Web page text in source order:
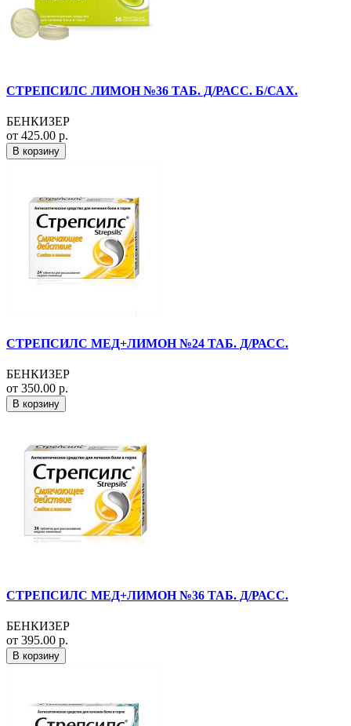
СТРЕПСИЛС ЛИМОН №36 ТАБ. Д/РАСС. Б/САХ.
БЕНКИЗЕР
от 425.00 р.
В корзину
СТРЕПСИЛС МЕД+ЛИМОН №24 ТАБ. Д/РАСС.
БЕНКИЗЕР
от 350.00 р.
В корзину
СТРЕПСИЛС МЕД+ЛИМОН №36 ТАБ. Д/РАСС.
БЕНКИЗЕР
от 395.00 р.
В корзину